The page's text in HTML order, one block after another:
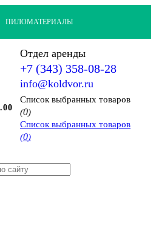
ПИЛОМАТЕРИАЛЫ
Отдел аренды
+7 (343) 358-08-28
info@koldvor.ru
Cписок выбранных товаров
(0)
Cписок выбранных товаров
(0)